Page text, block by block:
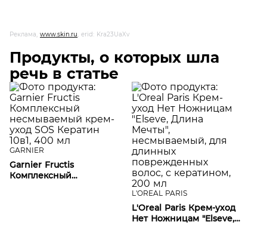
Реклама, www.skin.ru, erid: Kra23UaXv
Продукты, о которых шла
речь в статье
GARNIER
Garnier Fructis
Комплексный
L'OREAL PARIS
L'Oreal Paris Крем-уход
Нет Ножницам "Elseve,